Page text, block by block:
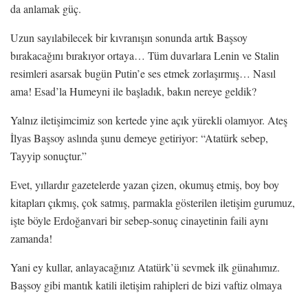
da anlamak güç.
Uzun sayılabilecek bir kıvranışın sonunda artık Başsoy
bırakacağını bırakıyor ortaya… Tüm duvarlara Lenin ve Stalin
resimleri asarsak bugün Putin’e ses etmek zorlaşırmış… Nasıl
ama! Esad’la Humeyni ile başladık, bakın nereye geldik?
Yalnız iletişimcimiz son kertede yine açık yürekli olamıyor. Ateş
İlyas Başsoy aslında şunu demeye getiriyor: “Atatürk sebep,
Tayyip sonuçtur.”
Evet, yıllardır gazetelerde yazan çizen, okumuş etmiş, boy boy
kitapları çıkmış, çok satmış, parmakla gösterilen iletişim gurumuz,
işte böyle Erdoğanvari bir sebep-sonuç cinayetinin faili aynı
zamanda!
Yani ey kullar, anlayacağınız Atatürk’ü sevmek ilk günahımız.
Başsoy gibi mantık katili iletişim rahipleri de bizi vaftiz olmaya